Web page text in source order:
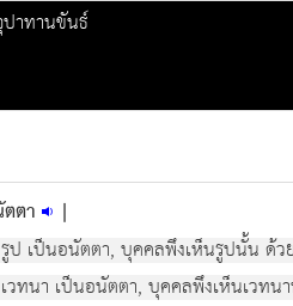
าทานขันธ์
ตา |
เปนอนัตตา, บุคคลพึงเห็นรูปนั้น ดวยป
ทนา เปนอนัตตา, บุคคลพึงเห็นเวทนานั้